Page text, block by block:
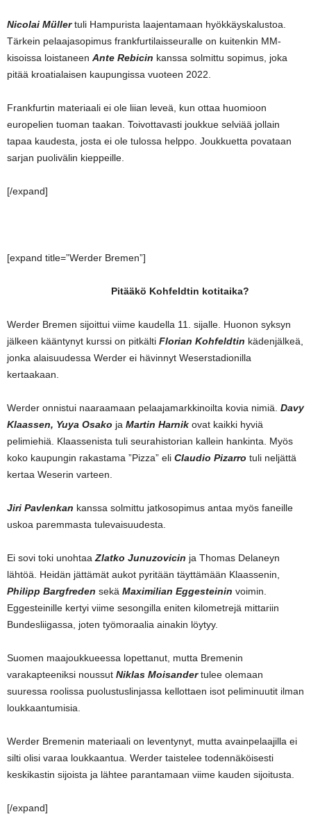
Nicolai Müllertuli Hampurista laajentamaan hyökkäyskalustoa.
Tärkein pelaajasopimus frankfurtilaisseuralle on kuitenkin MM-
kisoissa loistaneen Ante Rebicin kanssa solmittu sopimus, joka
pitää kroatialaisen kaupungissa vuoteen 2022.
Frankfurtin materiaali ei ole liian leveä, kun ottaa huomioon
europelien tuoman taakan. Toivottavasti joukkue selviää jollain
tapaa kaudesta, josta ei ole tulossa helppo. Joukkuetta povataan
sarjan puolivälin kieppeille.
[/expand]
[expand title=”Werder Bremen”]
Pitääkö Kohfeldtin kotitaika?
Werder Bremen sijoittui viime kaudella 11. sijalle. Huonon syksyn
jälkeen kääntynyt kurssi on pitkälti Florian Kohfeldtin kädenjälkeä,
jonka alaisuudessa Werder ei hävinnyt Weserstadionilla
kertaakaan.
Werder onnistui naaraamaan pelaajamarkkinoilta kovia nimiä. Davy
Klaassen, Yuya Osako ja Martin Harnik ovat kaikki hyviä
pelimiehiä. Klaassenista tuli seurahistorian kallein hankinta. Myös
koko kaupungin rakastama ”Pizza” eli Claudio Pizarro tuli neljättä
kertaa Weserin varteen.
Jiri Pavlenkan kanssa solmittu jatkosopimus antaa myös faneille
uskoa paremmasta tulevaisuudesta.
Ei sovi toki unohtaa Zlatko Junuzovicin ja Thomas Delaneyn
lähtöä. Heidän jättämät aukot pyritään täyttämään Klaassenin,
Philipp Bargfreden sekä Maximilian Eggesteinin voimin.
Eggesteinille kertyi viime sesongilla eniten kilometrejä mittariin
Bundesliigassa, joten työmoraalia ainakin löytyy.
Suomen maajoukkueessa lopettanut, mutta Bremenin
varakapteeniksi noussut Niklas Moisandertulee olemaan
suuressa roolissa puolustuslinjassa kellottaen isot peliminuutit ilman
loukkaantumisia.
Werder Bremenin materiaali on leventynyt, mutta avainpelaajilla ei
silti olisi varaa loukkaantua. Werder taistelee todennäköisesti
keskikastin sijoista ja lähtee parantamaan viime kauden sijoitusta.
[/expand]